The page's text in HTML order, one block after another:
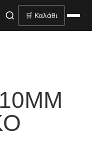
🛒 Καλάθι